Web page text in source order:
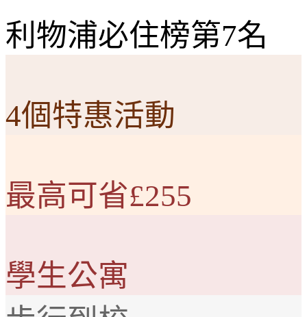
利物浦必住榜第7名
4個特惠活動
最高可省£255
學生公寓